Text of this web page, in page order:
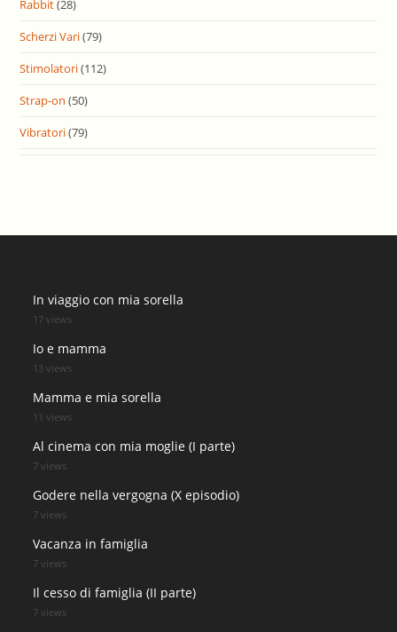
Rabbit(28)
Scherzi Vari(79)
Stimolatori(112)
Strap-on (50)
Vibratori(79)
In viaggio con mia sorella
17 views
Io e mamma
13 views
Mamma e mia sorella
11 views
Al cinema con mia moglie (I parte)
7 views
Godere nella vergogna (X episodio)
7 views
Vacanza in famiglia
7 views
Il cesso di famiglia (II parte)
7 views